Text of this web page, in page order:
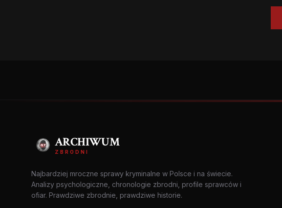
ARCHIWUM
ZBRODNI
Najbardziej mroczne sprawy kryminalne w Polsce i na świecie.
Analizy psychologiczne, chronologie zbrodni, profile sprawców i
ofiar. Prawdziwe zbrodnie, prawdziwe historie.